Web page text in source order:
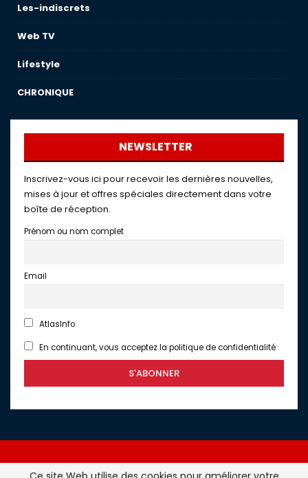
Les-indiscrets
Web TV
Lifestyle
CHRONIQUE
NEWSLETTER
Inscrivez-vous ici pour recevoir les dernières nouvelles,
mises à jour et offres spéciales directement dans votre
boîte de réception.
Prénom ou nom complet
Email
AtlasInfo
En continuant, vous acceptez la politique de confidentialité